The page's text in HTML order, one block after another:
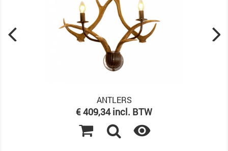
ANTLERS
Prijs
€ 409,34 incl. BTW
